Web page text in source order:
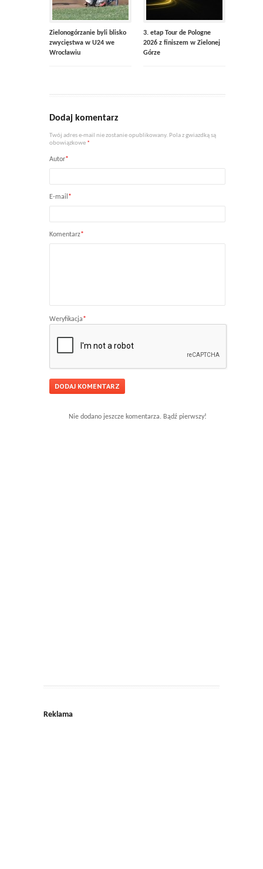
Zielonogórzanie byli blisko
zwycięstwa w U24 we
Wrocławiu
3. etap Tour de Pologne
2026 z finiszem w Zielonej
Górze
Dodaj komentarz
Twój adres e-mail nie zostanie opublikowany. Pola z gwiazdką są
obowiązkowe *
Autor*
E-mail*
Komentarz*
Weryfikacja*
Nie dodano jeszcze komentarza. Bądź pierwszy!
Reklama